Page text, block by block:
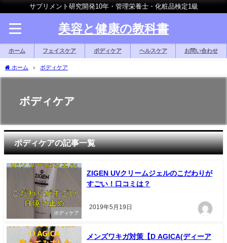
サプリメント研究開発10年・管理栄養士・化粧品検定1級
美容と健康の教科書
ホーム フェイスケア ボディケア ヘルスケア お問い合わせ
ホーム ボディケア
ボディケア
ボディケアの記事一覧
ボディケア
ZIGEN UVクリームジェルのこだわりが
すごい！口コミは？
2019年5月19日
メンズワキガ対策【D AGICA(ディーア